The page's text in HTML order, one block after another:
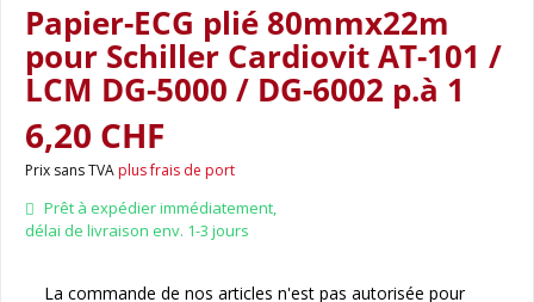
Papier-ECG plié 80mmx22m
pour Schiller Cardiovit AT-101 /
LCM DG-5000 / DG-6002 p.à 1
6,20 CHF
Prix sans TVAplus frais de port
Prêt à expédier immédiatement,
délai de livraison env. 1-3 jours
La commande de nos articles n'est pas autorisée pour